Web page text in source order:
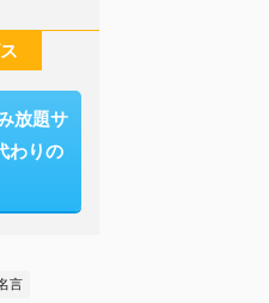
放題サ
わりの
言